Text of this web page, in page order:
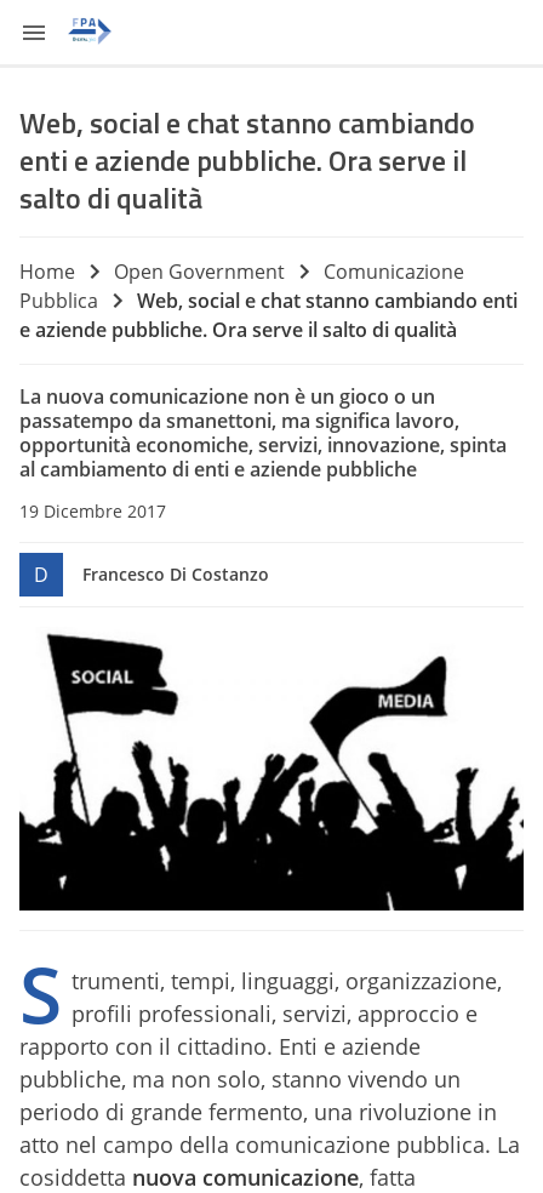
Web, social e chat stanno cambiando
enti e aziende pubbliche. Ora serve il
salto di qualità
Home Open Government
Comunicazione
Pubblica
Web, social e chat stanno cambiando enti
e aziende pubbliche. Ora serve il salto di qualità
La nuova comunicazione non è un gioco o un
passatempo da smanettoni, ma significa lavoro,
opportunità economiche, servizi, innovazione, spinta
al cambiamento di enti e aziende pubbliche
19 Dicembre 2017
D Francesco Di Costanzo
S trumenti, tempi, linguaggi, organizzazione,
profili professionali, servizi, approccio e
rapporto con il cittadino. Enti e aziende
pubbliche, ma non solo, stanno vivendo un
periodo di grande fermento, una rivoluzione in
atto nel campo della comunicazione pubblica. La
cosiddetta nuova comunicazione, fatta